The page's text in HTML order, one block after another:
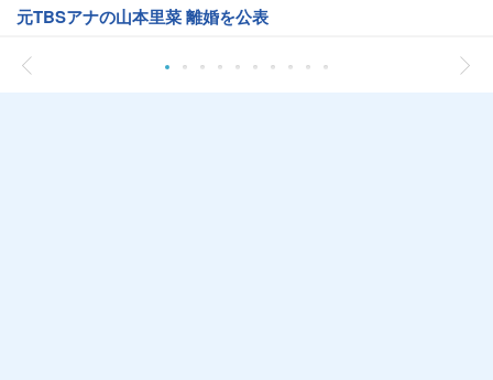
元TBSアナの山本里菜 離婚を公表